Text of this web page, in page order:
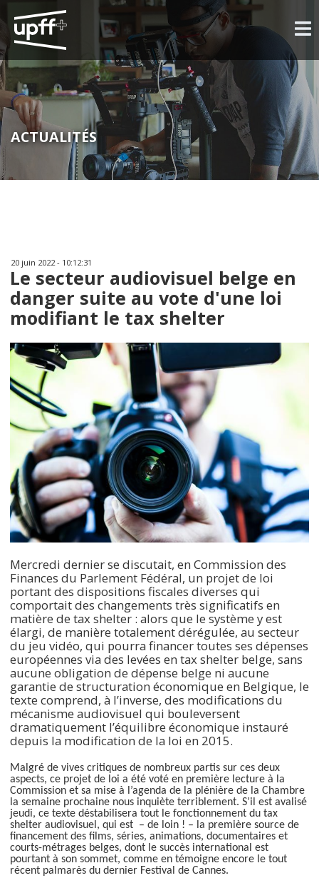
ACTUALITÉS
20 juin 2022 - 10:12:31
Le secteur audiovisuel belge en
danger suite au vote d'une loi
modifiant le tax shelter
Mercredi dernier se discutait, en Commission des
Finances du Parlement Fédéral, un projet de loi
portant des dispositions fiscales diverses qui
comportait des changements très significatifs en
matière de tax shelter : alors que le système y est
élargi, de manière totalement dérégulée, au secteur
du jeu vidéo, qui pourra financer toutes ses dépenses
européennes via des levées en tax shelter belge, sans
aucune obligation de dépense belge ni aucune
garantie de structuration économique en Belgique, le
texte comprend, à l’inverse, des modifications du
mécanisme audiovisuel qui bouleversent
dramatiquement l’équilibre économique instauré
depuis la modification de la loi en 2015.
Malgré de vives critiques de nombreux partis sur ces deux
aspects, ce projet de loi a été voté en première lecture à la
Commission et sa mise à l’agenda de la plénière de la Chambre
la semaine prochaine nous inquiète terriblement. S’il est avalisé
jeudi, ce texte déstabilisera tout le fonctionnement du tax
shelter audiovisuel, qui est – de loin ! – la première source de
financement des films, séries, animations, documentaires et
courts-métrages belges, dont le succès international est
pourtant à son sommet, comme en témoigne encore le tout
récent palmarès du dernier Festival de Cannes.